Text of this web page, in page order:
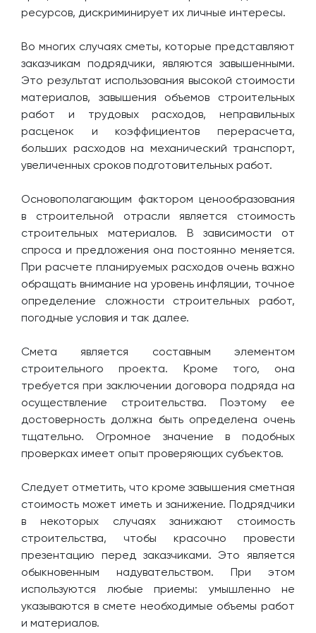
ресурсов, дискриминирует их личные интересы.
Во многих случаях сметы, которые представляют
заказчикам подрядчики, являются завышенными.
Это результат использования высокой стоимости
материалов, завышения объемов строительных
работ и трудовых расходов, неправильных
расценок и коэффициентов перерасчета,
больших расходов на механический транспорт,
увеличенных сроков подготовительных работ.
Основополагающим фактором ценообразования
в строительной отрасли является стоимость
строительных материалов. В зависимости от
спроса и предложения она постоянно меняется.
При расчете планируемых расходов очень важно
обращать внимание на уровень инфляции, точное
определение сложности строительных работ,
погодные условия и так далее.
Смета является составным элементом
строительного проекта. Кроме того, она
требуется при заключении договора подряда на
осуществление строительства. Поэтому ее
достоверность должна быть определена очень
тщательно. Огромное значение в подобных
проверках имеет опыт проверяющих субъектов.
Следует отметить, что кроме завышения сметная
стоимость может иметь и занижение. Подрядчики
в некоторых случаях занижают стоимость
строительства, чтобы красочно провести
презентацию перед заказчиками. Это является
обыкновенным надувательством. При этом
используются любые приемы: умышленно не
указываются в смете необходимые объемы работ
и материалов.